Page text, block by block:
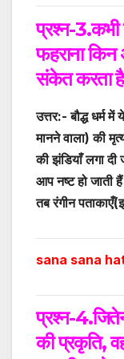
प्रश्न-3.कभी
फहराना
संकेत करता है
उत्तर:- बौद्ध धर्म में
मानने वाला) की
की झंडियाँ लगा दी
आप नष्ट हो
तब रंगीन
sana sana
प्रश्न-
की प्रकृति,